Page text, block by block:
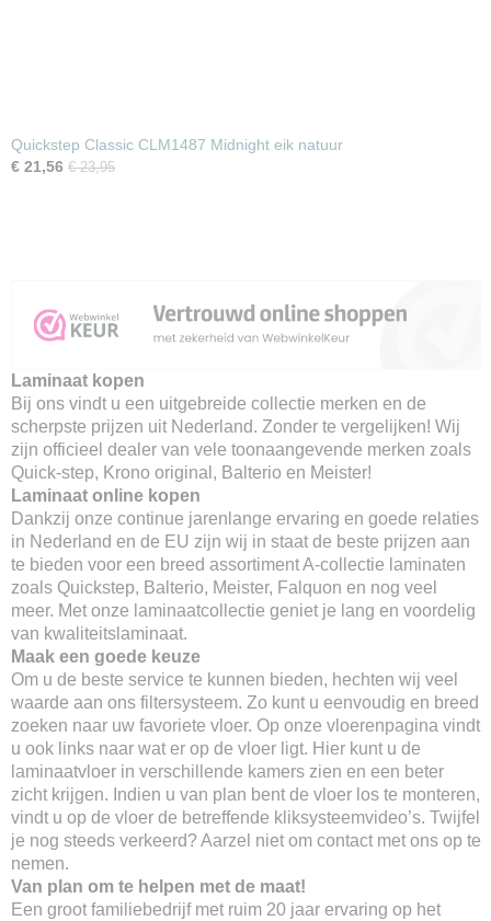
Quickstep Classic CLM1487 Midnight eik natuur
€ 21,56 € 23,95
Laminaat kopen
Bij ons vindt u een uitgebreide collectie merken en de
scherpste prijzen uit Nederland. Zonder te vergelijken! Wij
zijn officieel dealer van vele toonaangevende merken zoals
Quick-step, Krono original, Balterio en Meister!
Laminaat online kopen
Dankzij onze continue jarenlange ervaring en goede relaties
in Nederland en de EU zijn wij in staat de beste prijzen aan
te bieden voor een breed assortiment A-collectie laminaten
zoals Quickstep, Balterio, Meister, Falquon en nog veel
meer. Met onze laminaatcollectie geniet je lang en voordelig
van kwaliteitslaminaat.
Maak een goede keuze
Om u de beste service te kunnen bieden, hechten wij veel
waarde aan ons filtersysteem. Zo kunt u eenvoudig en breed
zoeken naar uw favoriete vloer. Op onze vloerenpagina vindt
u ook links naar wat er op de vloer ligt. Hier kunt u de
laminaatvloer in verschillende kamers zien en een beter
zicht krijgen. Indien u van plan bent de vloer los te monteren,
vindt u op de vloer de betreffende kliksysteemvideo’s. Twijfel
je nog steeds verkeerd? Aarzel niet om contact met ons op te
nemen.
Van plan om te helpen met de maat!
Een groot familiebedrijf met ruim 20 jaar ervaring op het